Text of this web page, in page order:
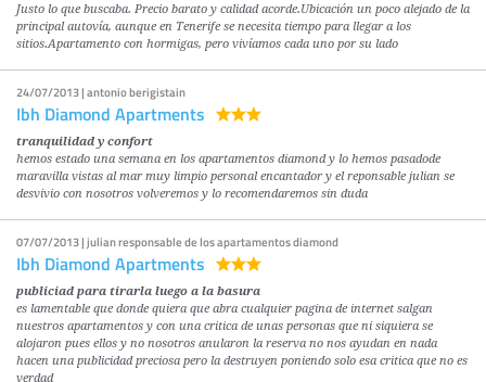
Justo lo que buscaba. Precio barato y calidad acorde.Ubicación un poco alejado de la
principal autovía, aunque en Tenerife se necesita tiempo para llegar a los
sitios.Apartamento con hormigas, pero vivíamos cada uno por su lado
24/07/2013 | antonio berigistain
Ibh Diamond Apartments
tranquilidad y confort
hemos estado una semana en los apartamentos diamond y lo hemos pasadode
maravilla vistas al mar muy limpio personal encantador y el reponsable julian se
desvivio con nosotros volveremos y lo recomendaremos sin duda
07/07/2013 | julian responsable de los apartamentos diamond
Ibh Diamond Apartments
publiciad para tirarla luego a la basura
es lamentable que donde quiera que abra cualquier pagina de internet salgan
nuestros apartamentos y con una critica de unas personas que ni siquiera se
alojaron pues ellos y no nosotros anularon la reserva no nos ayudan en nada
hacen una publicidad preciosa pero la destruyen poniendo solo esa critica que no es
verdad